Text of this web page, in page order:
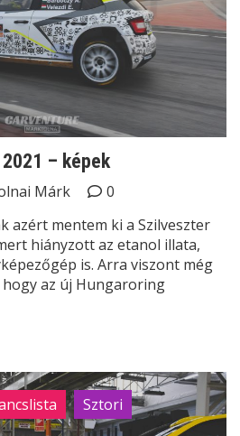
– képek
Márk
0
azért mentem ki a Szilveszter
hiányzott az etanol illata,
is. Arra viszont még
az új Hungaroring
Sztori